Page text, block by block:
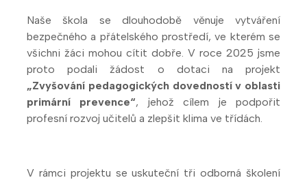
Naše škola se dlouhodobě věnuje vytváření
bezpečného a přátelského prostředí, ve kterém se
všichni žáci mohou cítit dobře. V roce 2025 jsme
proto podali žádost o dotaci na projekt
„Zvyšování pedagogických dovedností v oblasti
primární prevence“, jehož cílem je podpořit
profesní rozvoj učitelů a zlepšit klima ve třídách.
V rámci projektu se uskuteční tři odborná školení